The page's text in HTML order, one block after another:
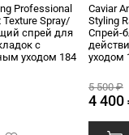
Professional
Spray/
спрей для
с
уходом 184
Caviar
Styling
Спрей-
уходом
5 500 ₽
4 400